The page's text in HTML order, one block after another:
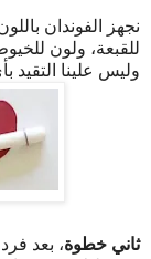
نجهز الفوندان
للقبعة، ولون
وليس علينا التقيد
ثاني خطوة، بعد